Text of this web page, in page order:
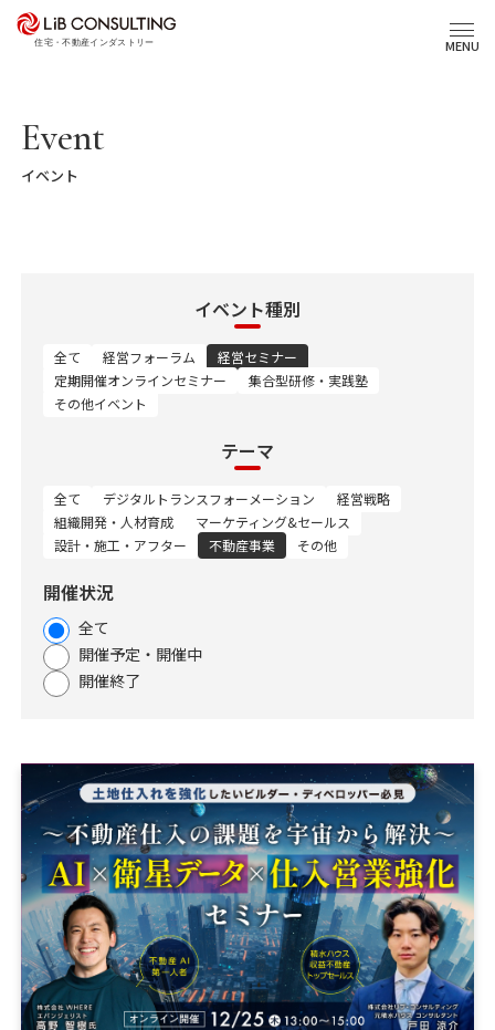
MENU
プロジェクト事例
エキスパート
会社概要
資料請求 最新セミナー
Event
イベント
イベント種別
全て 経営フォーラム
経営セミナー
定期開催オンラインセミナー
集合型研修・実践塾
その他イベント
テーマ
全て デジタルトランスフォーメーション
経営戦略
組織開発・人材育成
マーケティング&セールス
設計・施工・アフター
不動産事業 その他
開催状況
全て
開催予定・開催中
開催終了